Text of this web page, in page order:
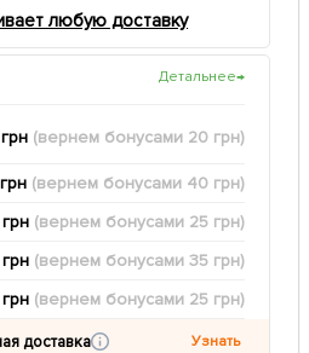
любую доставку
Детальнее→
(вернем бонусами 20 грн)
(вернем бонусами 40 грн)
грн (вернем бонусами 25 грн)
грн (вернем бонусами35 грн)
(вернем бонусами 25 грн)
доставка Узнать